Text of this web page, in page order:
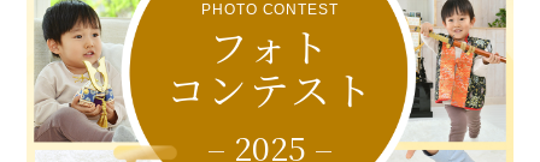
PHOTO CONTEST
フォト
コンテスト
– 2025 –